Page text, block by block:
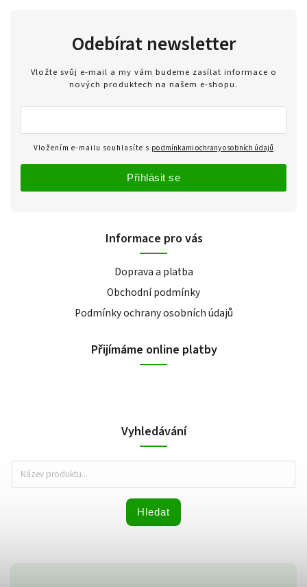
Informace pro vás
Doprava a platba
Obchodní podmínky
Podmínky ochrany osobních údajů
Přijímáme online platby
Vyhledávání
Hledat
Odebírat newsletter
Vložte svůj e-mail a my vám budeme zasílat informace o
nových produktech na našem e-shopu.
Vložením e-mailu souhlasíte s podmínkami ochrany osobních údajů
Přihlásit se